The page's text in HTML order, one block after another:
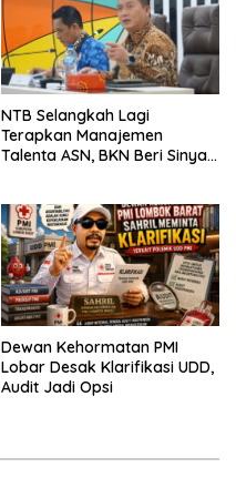
NTB Selangkah Lagi
Terapkan Manajemen
Talenta ASN, BKN Beri Sinyal
Dewan Kehormatan PMI
Lobar Desak Klarifikasi UDD,
Audit Jadi Opsi